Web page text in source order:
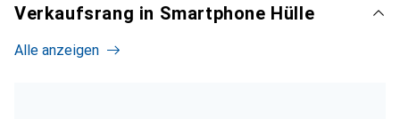
Verkaufsrang in Smartphone Hülle
Alle anzeigen